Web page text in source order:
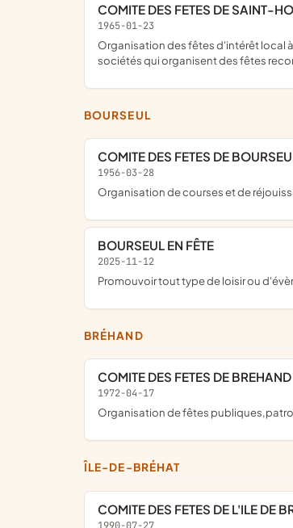
COMITE DES FETES DE SAINT-
1965-01-23
organisation des fêtes d'intérêt local à Saint-Houarneau, à l'effet de procurer aux habitants du hameau des distractions saines et agréables et de soutenir éventuellement les
sociétés qui organisent des fêtes
BOURSEUL
COMITE DES FETES DE
1956-03-28
organisation de courses et de
BOURSEUL EN FÊTE
2025-11-12
promouvoir tout type de loisir ou
BRÉHAND
COMITE DES FETES DE BREHAND
1972-04-17
organisation de fêtes
ÎLE-DE-BRÉHAT
COMITE DES FETES DE L'ILE DE
1990-07-27